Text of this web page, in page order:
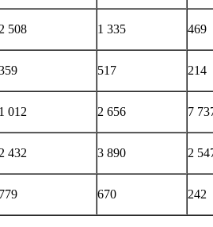
2 508 1 335 469
517 214
1 012 2 656 7
2 432 3 890 2
779 670 242